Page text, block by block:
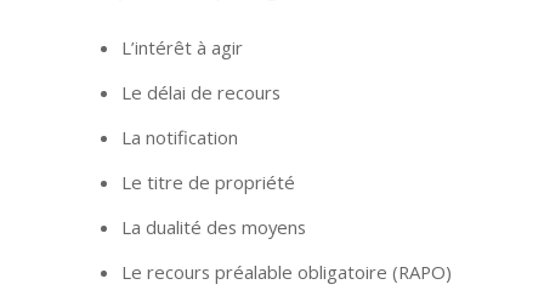
L’intérêt à agir
Le délai de recours
La notification
Le titre de propriété
La dualité des moyens
Le recours préalable obligatoire (RAPO)